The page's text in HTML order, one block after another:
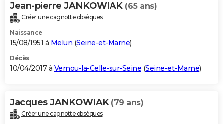
Jean-pierre JANKOWIAK (65 ans)
Créer une cagnotte obsèques
Naissance
15/08/1951 à Melun (Seine-et-Marne)
Décès
10/04/2017 à Vernou-la-Celle-sur-Seine (Seine-et-Marne)
Jacques JANKOWIAK (79 ans)
Créer une cagnotte obsèques